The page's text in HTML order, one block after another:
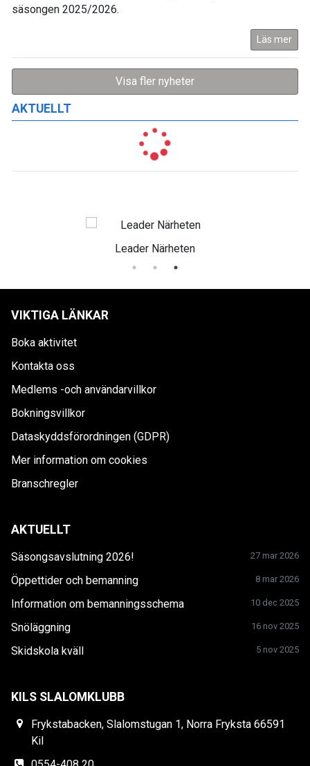
AKTUELLT
säsongen 2025/2026.
Läs mer
Visa fler nyheter
Leader Närheten
VIKTIGA LÄNKAR
Boka aktivitet
Kontakta oss
Medlems -och användarvillkor
Bokningsvillkor
Dataskyddsförordningen (GDPR)
Mer information om cookies
Branschregler
AKTUELLT
Säsongsavslutning 2026! 27 mar 2026
Öppettider och bemanning 8 mar 2026
Information om bemanningsschema 10 dec 2025
Snöläggning 16 nov 2025
Skidskola kväll 5 nov 2025
KILS SLALOMKLUBB
Frykstabacken, Slalomstugan 1, Norra Fryksta 66591
Kil